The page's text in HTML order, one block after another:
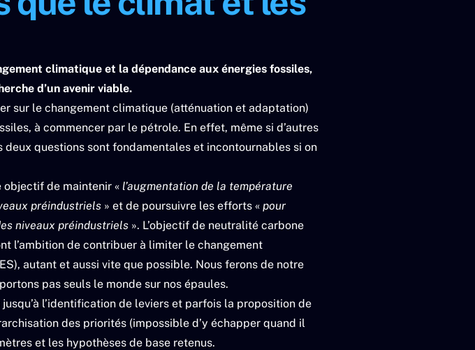
climatique et la dépendance aux énergies fossiles,
d’un avenir viable.
sur le changement climatique (atténuation et adaptation)
à commencer par le pétrole. En effet, même si d’autres
questions sont fondamentales et incontournables si on
objectif de maintenir « l’augmentation de la température
préindustriels » et de poursuivre les efforts « pour
niveaux préindustriels ». L’objectif de neutralité carbone
l’ambition de contribuer à limiter le changement
autant et aussi vite que possible. Nous ferons de notre
pas seuls le monde sur nos épaules.
l’identification de leviers et parfois la proposition de
des priorités (impossible d’y échapper quand il
et les hypothèses de base retenus.